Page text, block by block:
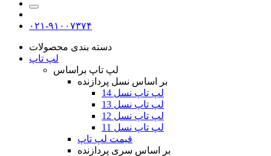
۰۲۱-۹۱۰۰۷۳۷۴
دسته بندی محصولات
لپ تاپ
لپ تاپ براساس
بر اساس نسل پردازنده
لپ تاپ نسل 14
لپ تاپ نسل 13
لپ تاپ نسل 12
لپ تاپ نسل 11
قیمت لپ تاپ
بر اساس سری پردازنده